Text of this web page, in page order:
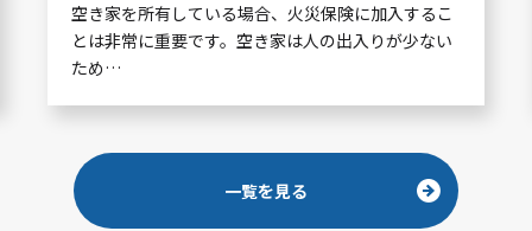
空き家を所有している場合、火災保険に加入するこ
とは非常に重要です。空き家は人の出入りが少ない
ため…
一覧を見る